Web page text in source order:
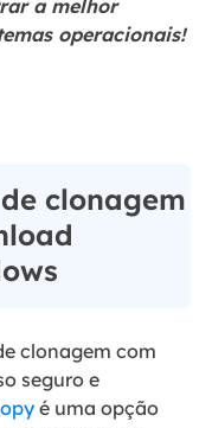
a melhor
operacionais!
clonagem
clonagem com
seguro e
é uma opção